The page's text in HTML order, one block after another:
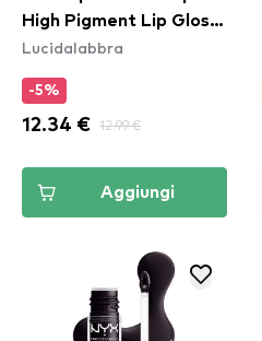
High Pigment Lip Gloss
- Brown Of Applause
Lucidalabbra
-5%
12.34 € 12.99 €
Aggiungi